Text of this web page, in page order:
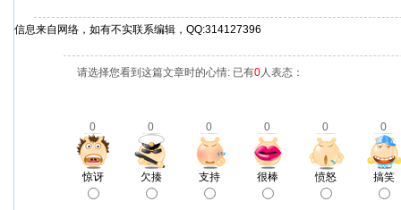
信息来自网络，如有不实联系编辑，QQ:314127396
请选择您看到这篇文章时的心情: 已有0人表态：
0 0 0 0 0 0
惊讶 欠揍 支持 很棒 愤怒 搞笑